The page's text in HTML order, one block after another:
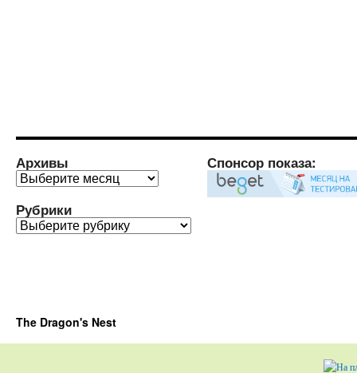
Архивы
Архивы
Рубрики
Рубрики
Спонсор показа:
The Dragon's Nest